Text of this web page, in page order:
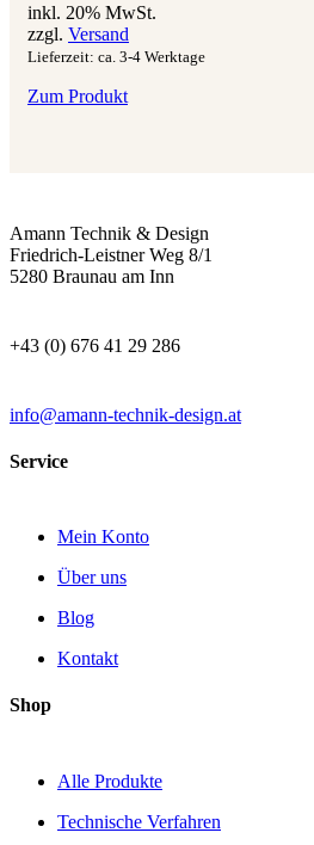
inkl. 20% MwSt.
zzgl. Versand
Lieferzeit: ca. 3-4 Werktage
Zum Produkt
Amann Technik & Design
Friedrich-Leistner Weg 8/1
5280 Braunau am Inn
+43 (0) 676 41 29 286
info@amann-technik-design.at
Service
Mein Konto
Über uns
Blog
Kontakt
Shop
Alle Produkte
Technische Verfahren